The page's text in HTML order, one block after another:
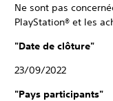
Ne sont pas
PlayStation® et les
"Date de clôture"
23/09/2022
"Pays participants"